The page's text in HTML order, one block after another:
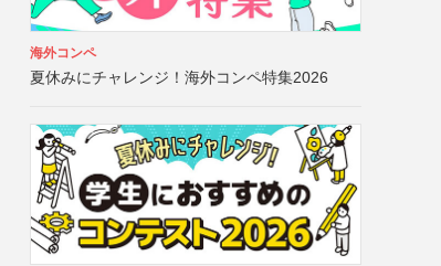
海外コンペ
夏休みにチャレンジ！海外コンペ特集2026